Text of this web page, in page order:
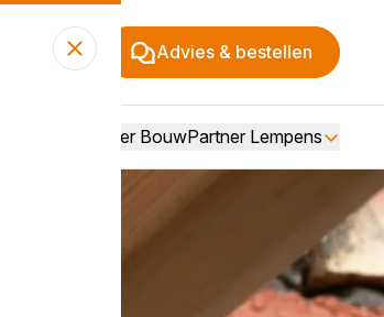
Advies & bestellen
Over BouwPartner Lempens